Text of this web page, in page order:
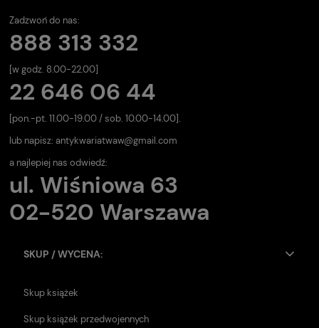
Zadzwoń do nas:
888 313 332
[w godz. 8.00-22.00]
22 646 06 44
[pon.-pt. 11.00-19.00 / sob. 10.00-14.00].
lub napisz: antykwariatwaw@gmail.com
a najlepiej nas odwiedź:
ul. Wiśniowa 63
02-520 Warszawa
SKUP / WYCENA:
Skup książek
Skup książek przedwojennych